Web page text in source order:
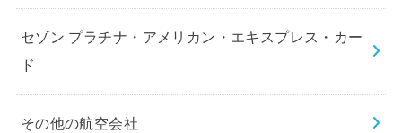
セゾン プラチナ・アメリカン・エキスプレス・カー
ド
その他の航空会社